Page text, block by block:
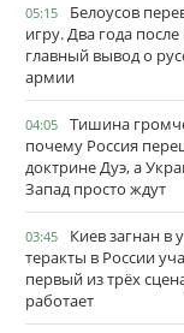
05:15
Белоусов
игру. Два года
главный вывод о
армии
04:05
Тишина
почему Россия
доктрине Дуэ, а
Запад просто ждут
03:45
Киев загнан в
теракты в России
первый из трёх
работает